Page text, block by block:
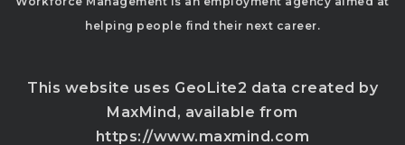
helping people find their next career.
This website uses GeoLite2 data created by
MaxMind, available from
https://www.maxmind.com